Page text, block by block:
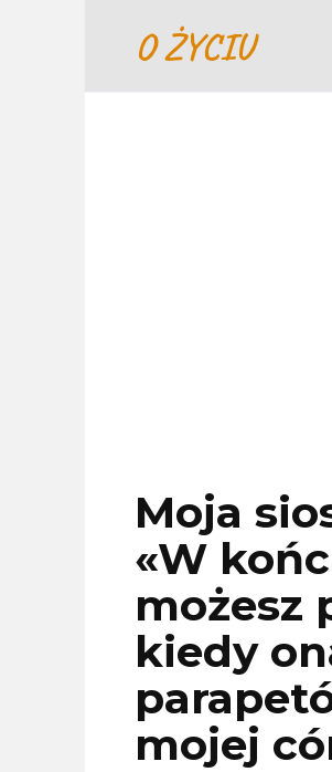
O ŻYCIU
Moja
«W
możesz
kiedy
mojej